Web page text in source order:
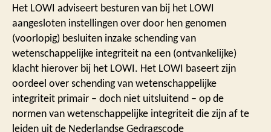
Het LOWI adviseert besturen van bij het LOWI
aangesloten instellingen over door hen genomen
(voorlopig) besluiten inzake schending van
wetenschappelijke integriteit na een (ontvankelijke)
klacht hierover bij het LOWI. Het LOWI baseert zijn
oordeel over schending van wetenschappelijke
integriteit primair – doch niet uitsluitend – op de
normen van wetenschappelijke integriteit die zijn af te
leiden uit de Nederlandse Gedragscode